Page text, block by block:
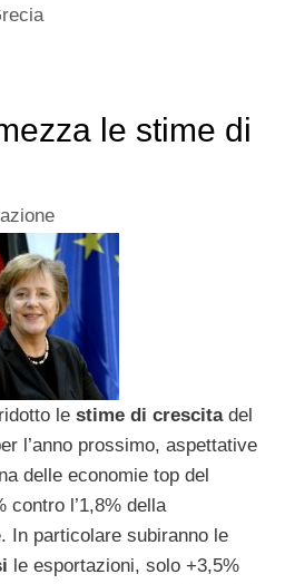
le stime di
le stime di crescitadel
l’anno prossimo, aspettative
delle economie top del
contro l’1,8% della
In particolare subiranno le
le esportazioni, solo +3,5%